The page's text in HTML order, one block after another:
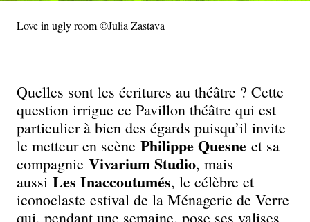
Love in ugly room ©Julia Zastava
Quelles sont les écritures au théâtre ? Cette
question irrigue ce Pavillon théâtre qui est
particulier à bien des égards puisqu’il invite
le metteur en scène Philippe Quesne et sa
compagnie Vivarium Studio, mais
aussi Les Inaccoutumés, le célèbre et
iconoclaste estival de la Ménagerie de Verre
qui, pendant une semaine, pose ses valises